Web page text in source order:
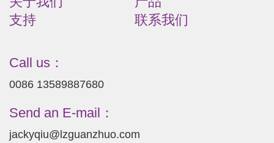
支持
联系我们
Call us：
0086 13589887680
Send an E-mail：
jackyqiu@lzguanzhuo.com